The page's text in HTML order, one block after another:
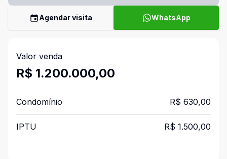
Agendar visita WhatsApp
Valor venda
R$ 1.200.000,00
Condomínio R$ 630,00
IPTU R$ 1.500,00